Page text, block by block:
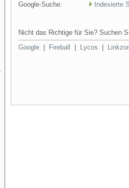
Google-Suche: Indexierte
Nicht das Richtige für Sie? Suchen
Google
Fireball Lycos